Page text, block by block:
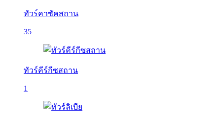
ทัวร์คาซัคสถาน
35
ทัวร์คีร์กีซสถาน
1